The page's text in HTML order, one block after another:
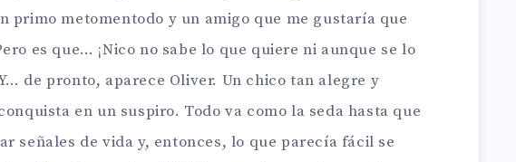
primo metomentodo y un amigo que me gustaría que
es que… ¡Nico no sabe lo que quiere ni aunque se lo
de pronto, aparece Oliver. Un chico tan alegre y
en un suspiro. Todo va como la seda hasta que
señales de vida y, entonces, lo que parecía fácil se